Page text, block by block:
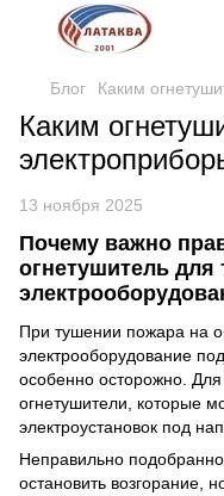
Блог Каким
Каким
13 ноября 2025
Почему важно
огнетушитель для
При тушении пожара на
электрооборудование
особенно осторожно. Для
огнетушители, которые
электроустановок под
Неправильно
остановить возгорание,